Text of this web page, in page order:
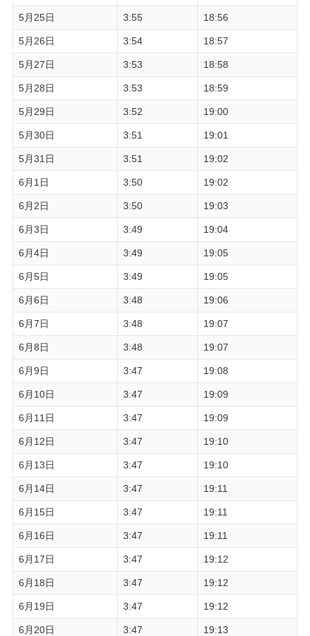
5月25日 3:55 18:56
5月26日 3:54 18:57
5月27日 3:53 18:58
5月28日 3:53 18:59
5月29日 3:52 19:00
5月30日 3:51 19:01
5月31日 3:51 19:02
6月1日 3:50 19:02
6月2日 3:50 19:03
6月3日 3:49 19:04
6月4日 3:49 19:05
6月5日 3:49 19:05
6月6日 3:48 19:06
6月7日 3:48 19:07
6月8日 3:48 19:07
6月9日 3:47 19:08
6月10日 3:47 19:09
6月11日 3:47 19:09
6月12日 3:47 19:10
6月13日 3:47 19:10
6月14日 3:47 19:11
6月15日 3:47 19:11
6月16日 3:47 19:11
6月17日 3:47 19:12
6月18日 3:47 19:12
6月19日 3:47 19:12
6月20日 3:47 19:13